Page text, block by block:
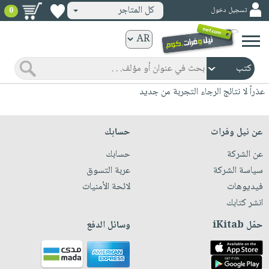
ورقية
المواضيع
صدر
مبيعاً
جوائز
شحن
مخفض
عروض
خاصة
صفحات
مشوقة
كتب
الصفحة
الرئيسية
صدر
حديثاً
الأكثر
مبيعاً
مجانية
كتب
صوتية
الصفحة
الرئيسية
masmu3
بلا
حدود
أطفال
وناشئة
الصفحةوسائل
تسجيل دخول كل المتاجر 0
عذراً لا نتائج الرجاء التجربة من جديد
عن نيل وفرات
عن الشركة
سياسة الشركة
فيديوهات
انشر كتابك
حسابك
حسابك
عربة التسوق
لائحة الأمنيات
حمّل iKitab وسائل الدفع